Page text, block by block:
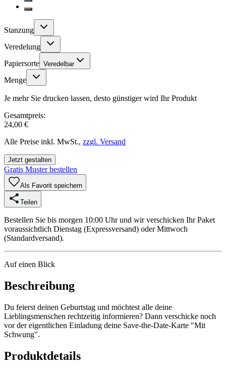
Stanzung
Veredelung
Papiersorte Veredelbar
Menge
Je mehr Sie drucken lassen, desto günstiger wird Ihr Produkt
Gesamtpreis:
24,00 €
Alle Preise inkl. MwSt., zzgl. Versand
Jetzt gestalten
Gratis Muster bestellen
Als Favorit speichern
Teilen
Bestellen Sie bis morgen 10:00 Uhr und wir verschicken Ihr Paket
voraussichtlich Dienstag (Expressversand) oder Mittwoch
(Standardversand).
Auf einen Blick
Beschreibung
Du feierst deinen Geburtstag und möchtest alle deine
Lieblingsmenschen rechtzeitig informieren? Dann verschicke noch
vor der eigentlichen Einladung deine Save-the-Date-Karte "Mit
Schwung".
Produktdetails